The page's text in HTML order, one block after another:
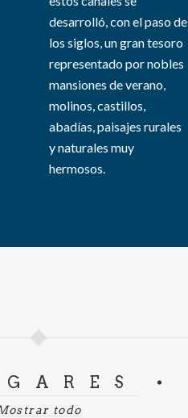
desarrolló, con el paso de
los siglos, un gran tesoro
representado por nobles
mansiones de verano,
molinos, castillos,
abadías, paisajes rurales
y naturales muy
hermosos.
todo